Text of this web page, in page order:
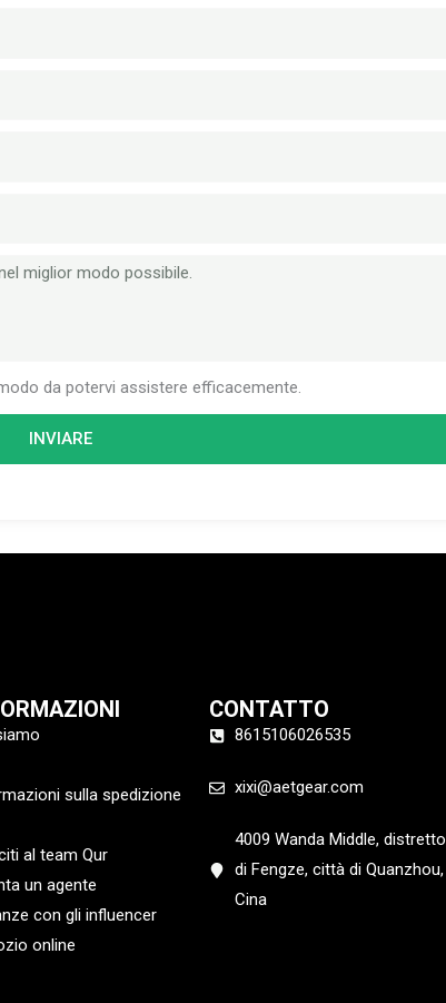
da potervi assistere efficacemente.
INVIARE
sulla spedizione
al team Qur
un agente
con gli influencer
online
CONTATTO
8615106026535
xixi@aetgear.com
4009 Wanda Middle, distretto
di Fengze, città di Quanzhou,
Cina